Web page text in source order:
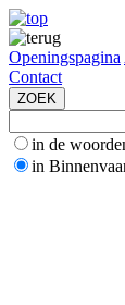
Openingspagina
Contact
in de
in